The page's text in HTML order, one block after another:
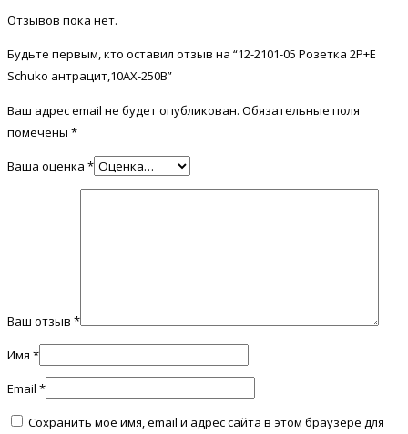
Отзывов пока нет.
Будьте первым, кто оставил отзыв на “12-2101-05 Розетка 2Р+Е
Schuko антрацит,10АХ-250В”
Ваш адрес email не будет опубликован. Обязательные поля
помечены *
Ваша оценка *
Ваш отзыв *
Имя *
Email *
Сохранить моё имя, email и адрес сайта в этом браузере для